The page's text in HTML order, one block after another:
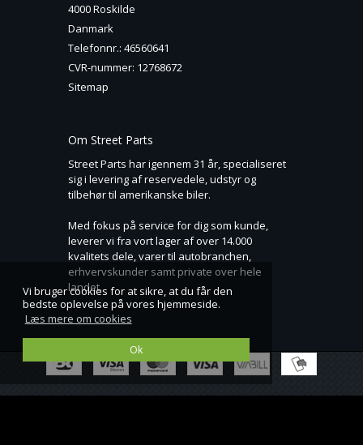
Vi bruger cookies for at sikre, at du får den
bedste oplevelse på vores hjemmeside.
Læs mere om cookies
Ok
4000 Roskilde
Danmark
Telefonnr.: 46560641
CVR-nummer: 12768672
Sitemap
Om Street Parts
Street Parts har igennem 31 år, specialiseret
sig i levering af reservedele, udstyr og
tilbehør til amerikanske biler.
Med fokus på service for dig som kunde,
leverer vi fra vort lager af over 14.000
kvalitets dele, varer til autobranchen,
erhvervskunder samt private over hele
landet.